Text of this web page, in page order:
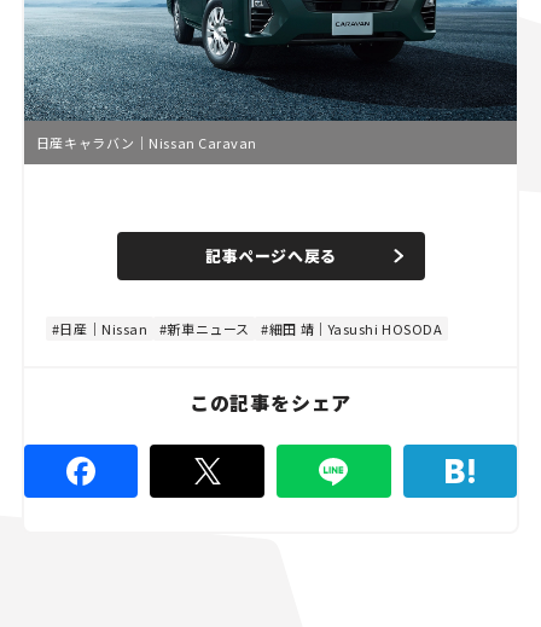
日産キャラバン｜Nissan Caravan
n
e
d
4
%
記事ページへ戻る
日産｜Nissan 新車ニュース 細田 靖｜Yasushi HOSODA
この記事をシェア